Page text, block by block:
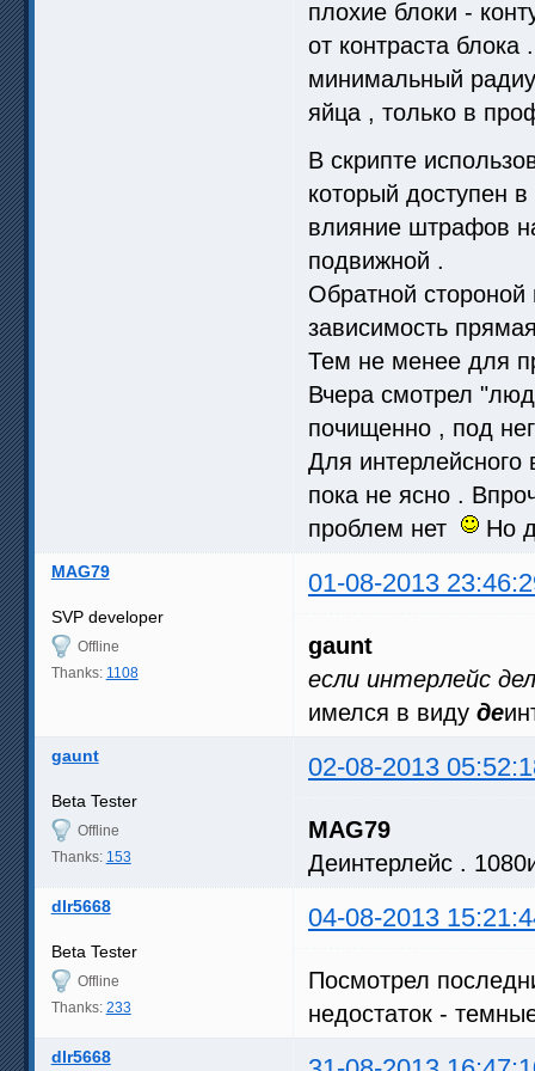
плохие блоки -
от контраста
минимальный
яйца , только в
В скрипте
который доступен
влияние штрафов
подвижной .
Обратной стороной
зависимость
Тем не менее для
Вчера смотрел
почищенно , под
Для интерлейсного
пока не ясно .
проблем нет
Но
MAG79 01-08-2013
SVP developer
Offline
Thanks: 1108
gaunt
если интерлейс
имелся в виду де
gaunt 02-08-2013
Beta Tester
Offline
Thanks: 153
MAG79
Деинтерлейс .
dlr5668 04-08-2013
Beta Tester
Offline
Thanks: 233
Посмотрел
недостаток -
dlr5668